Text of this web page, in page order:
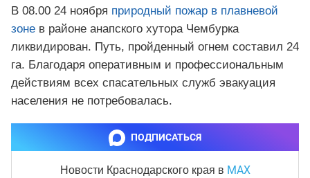
В 08.00 24 ноября природный пожар в плавневой
зоне в районе анапского хутора Чембурка
ликвидирован. Путь, пройденный огнем составил 24
га. Благодаря оперативным и профессиональным
действиям всех спасательных служб эвакуация
населения не потребовалась.
ПОДПИСАТЬСЯ
Новости Краснодарского края в MAX